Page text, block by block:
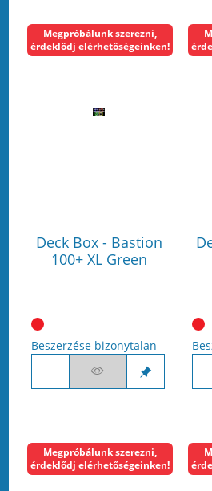
Deck Box - Bastion
100+ XL Green
Megpróbálunk szerezni,
érdeklődj elérhetőségeinken!
Beszerzése bizonytalan
Megpróbálunk szerezni,
érdeklődj elérhetőségeinken!